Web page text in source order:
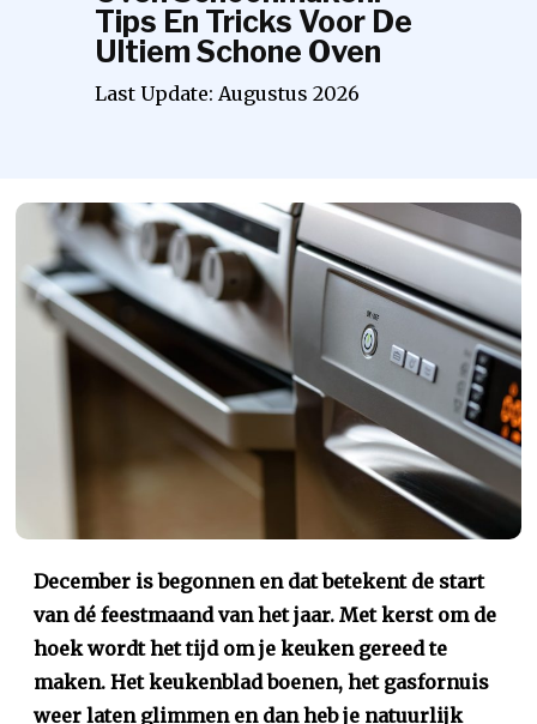
Tips En Tricks Voor De
Ultiem Schone Oven
Last Update: Augustus 2026
December is begonnen en dat betekent de start
van dé feestmaand van het jaar. Met kerst om de
hoek wordt het tijd om je keuken gereed te
maken. Het keukenblad boenen, het gasfornuis
weer laten glimmen en dan heb je natuurlijk